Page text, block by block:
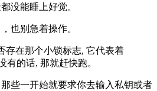
没能睡上好觉。
也别急着操作。
存在那个小锁标志, 它代表着
有的话, 那就赶快跑。
些一开始就要求你去输入私钥或者